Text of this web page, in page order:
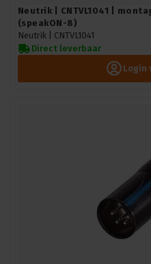
Neutrik | CNTVL1041 |
(speakON-8)
Neutrik | CNTVL1041
Direct leverbaar
Login